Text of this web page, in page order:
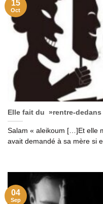
Elle fait du »rentre-dedans
Salam « aleikoum […]Et elle
avait demandé à sa mère si
15
Oct
04
Sep